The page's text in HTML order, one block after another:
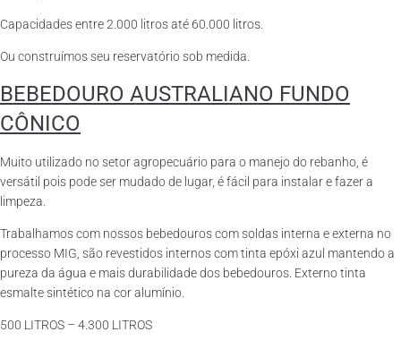
Capacidades entre 2.000 litros até 60.000 litros.
Ou construímos seu reservatório sob medida.
BEBEDOURO AUSTRALIANO FUNDO
CÔNICO
Muito utilizado no setor agropecuário para o manejo do rebanho, é
versátil pois pode ser mudado de lugar, é fácil para instalar e fazer a
limpeza.
Trabalhamos com nossos bebedouros com soldas interna e externa no
processo MIG, são revestidos internos com tinta epóxi azul mantendo a
pureza da água e mais durabilidade dos bebedouros. Externo tinta
esmalte sintético na cor alumínio.
500 LITROS – 4.300 LITROS